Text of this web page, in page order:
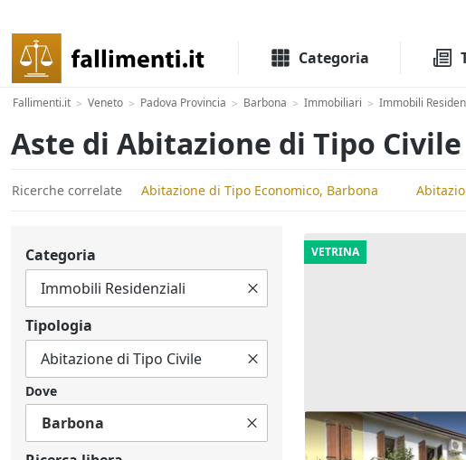
Categoria
Fallimenti.it > Veneto > Padova Provincia > Barbona > Immobiliari > Immobili
Aste di Abitazione di Tipo
Ricerche correlate Abitazione di Tipo Economico, Barbona
Categoria
Tipologia
Dove
Barbona
VETRINA
Asta Abitazione
cortile e cantina